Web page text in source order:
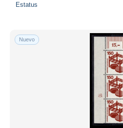
Estatus
Nuevo